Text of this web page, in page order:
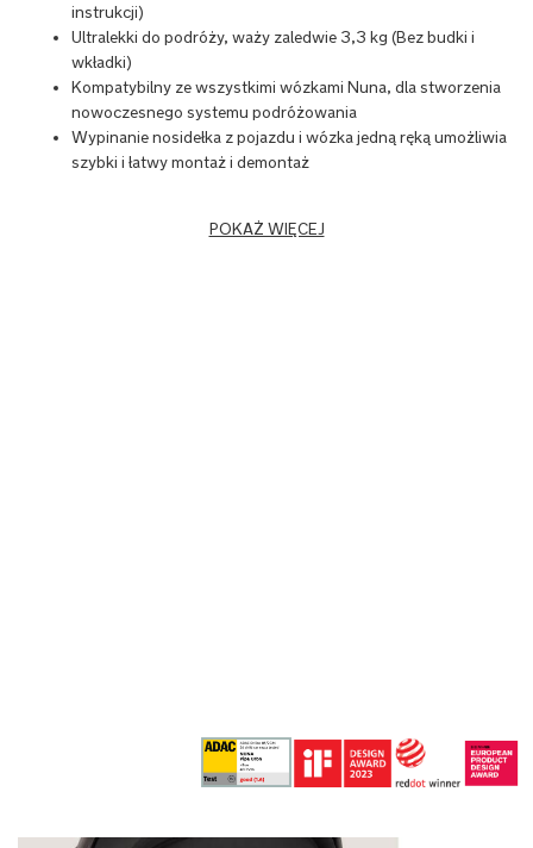
instrukcji)
Ultralekki do podróży, waży zaledwie 3,3 kg (Bez budki i
wkładki)
Kompatybilny ze wszystkimi wózkami Nuna, dla stworzenia
nowoczesnego systemu podróżowania
Wypinanie nosidełka z pojazdu i wózka jedną ręką umożliwia
szybki i łatwy montaż i demontaż
POKAŻ WIĘCEJ